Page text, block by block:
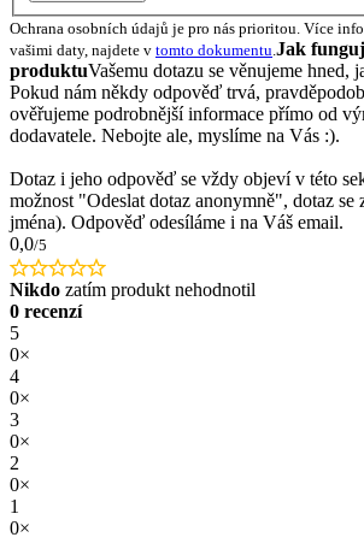
Ochrana osobních údajů je pro nás prioritou. Více
vašimi daty, najdete v tomto dokumentu Jak
produktuVašemu dotazu se věnujeme hned,
Pokud nám někdy odpověď trvá,
ověřujeme podrobnější informace přímo od
dodavatele. Nebojte ale, myslíme na Vás :).
Dotaz i jeho odpověď se vždy objeví v této
možnost "Odeslat dotaz anonymně", dotaz se
jména). Odpověď odesíláme i na Váš email.
0,0/5
Nikdo zatím produkt nehodnotil
0 recenzí
5
0×
4
0×
3
0×
2
0×
1
0×